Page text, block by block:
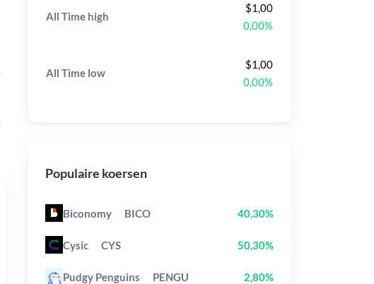
All Time high
$1,00
0,00%
All Time low
$1,00
0,00%
Populaire koersen
Biconomy BICO 40,30%
Cysic CYS 50,30%
Pudgy Penguins PENGU 2,80%